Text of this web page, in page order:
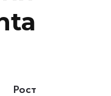
Рост